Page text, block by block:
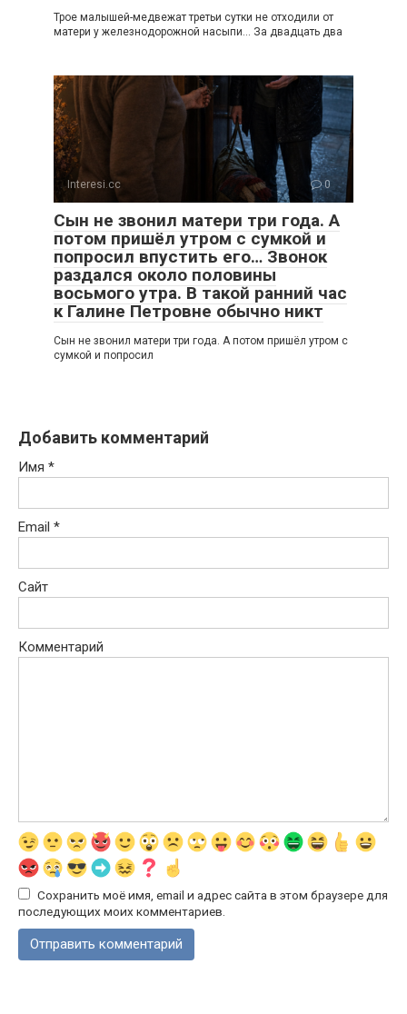
Трое малышей-медвежат третьи сутки не отходили от
матери у железнодорожной насыпи… За двадцать два
Interesi.cc 0
Сын не звонил матери три года. А
потом пришёл утром с сумкой и
попросил впустить его… Звонок
раздался около половины
восьмого утра. В такой ранний час
к Галине Петровне обычно никт
Сын не звонил матери три года. А потом пришёл утром с
сумкой и попросил
Добавить комментарий
Имя *
Email *
Сайт
Комментарий
Сохранить моё имя, email и адрес сайта в этом браузере для
последующих моих комментариев.